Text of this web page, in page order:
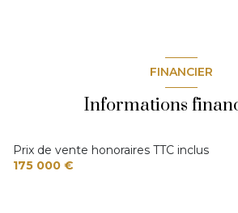
FINANCIER
Informations
Prix de vente honoraires TTC inclus
175 000 €